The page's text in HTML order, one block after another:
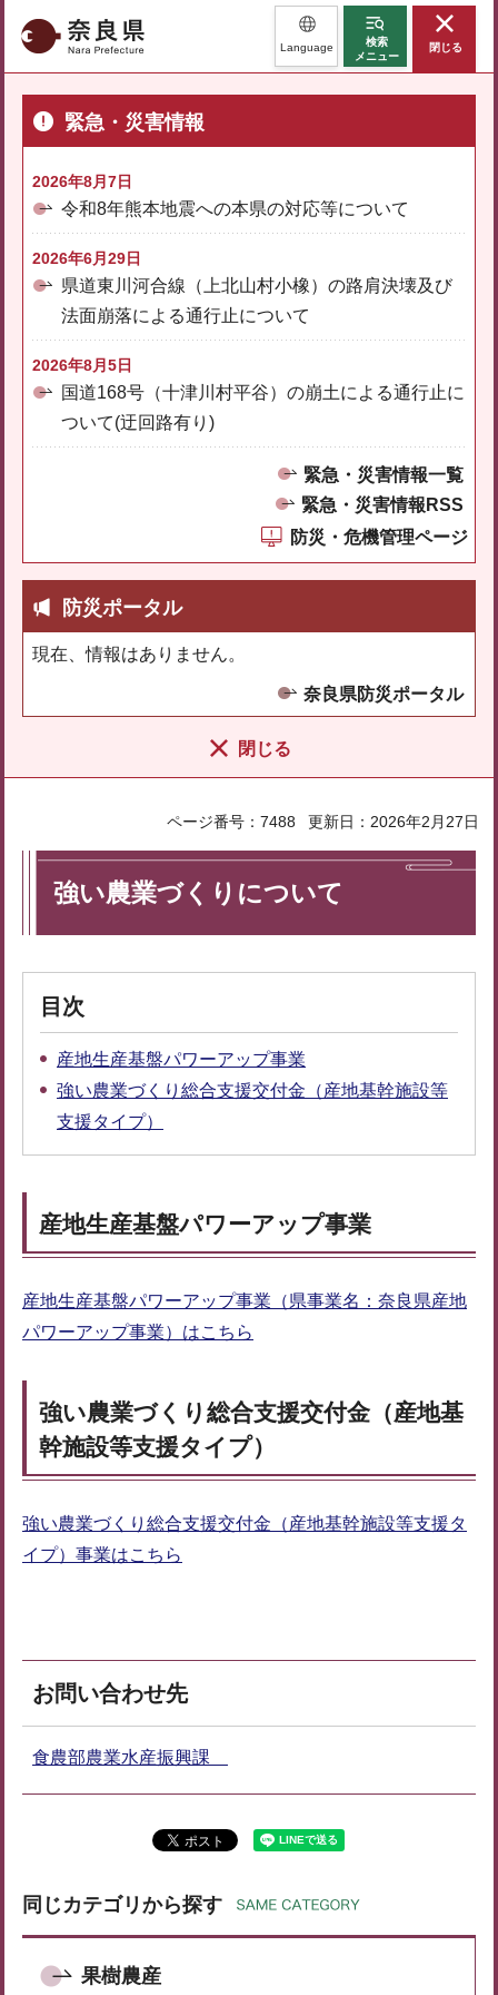
奈良県 Language
検索
メニュー
閉じる
緊急・災害情報
2026年8月7日
令和8年熊本地震への本県の対応等について
2026年6月29日
県道東川河合線（上北山村小橡）の路肩決壊及び
法面崩落による通行止について
2026年8月5日
国道168号（十津川村平谷）の崩土による通行止に
ついて(迂回路有り)
緊急・災害情報一覧
緊急・災害情報RSS
防災・危機管理ページ
防災ポータル
現在、情報はありません。
奈良県防災ポータル
閉じる
ページ番号：7488 更新日：2026年2月27日
強い農業づくりについて
目次
産地生産基盤パワーアップ事業
強い農業づくり総合支援交付金（産地基幹施設等
支援タイプ）
産地生産基盤パワーアップ事業
産地生産基盤パワーアップ事業（県事業名：奈良県産地
パワーアップ事業）はこちら
強い農業づくり総合支援交付金（産地基
幹施設等支援タイプ）
強い農業づくり総合支援交付金（産地基幹施設等支援タ
イプ）事業はこちら
お問い合わせ先
食農部農業水産振興課
同じカテゴリから探す
果樹農産